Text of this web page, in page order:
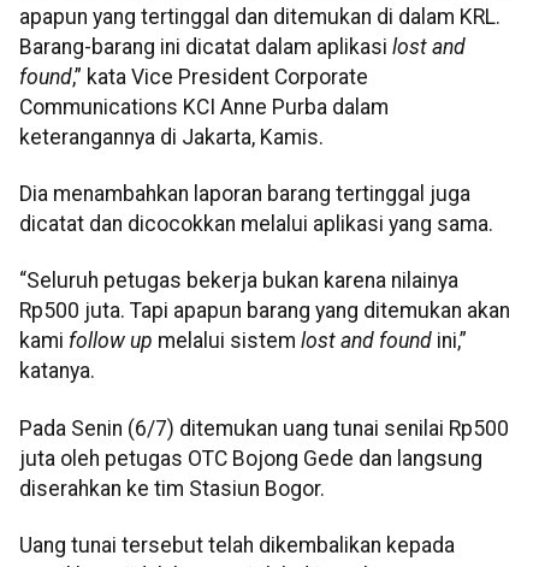
apapun yang tertinggal dan ditemukan di dalam KRL.
Barang-barang ini dicatat dalam aplikasi lost and
found,” kata Vice President Corporate
Communications KCI Anne Purba dalam
keterangannya di Jakarta, Kamis.
Dia menambahkan laporan barang tertinggal juga
dicatat dan dicocokkan melalui aplikasi yang sama.
“Seluruh petugas bekerja bukan karena nilainya
Rp500 juta. Tapi apapun barang yang ditemukan akan
kami follow up melalui sistem lost and found ini,”
katanya.
Pada Senin (6/7) ditemukan uang tunai senilai Rp500
juta oleh petugas OTC Bojong Gede dan langsung
diserahkan ke tim Stasiun Bogor.
Uang tunai tersebut telah dikembalikan kepada